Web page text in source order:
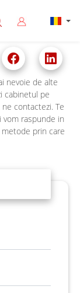
nevoie de alte
cabinetul pe
contactezi. Te
raspunde in
prin care